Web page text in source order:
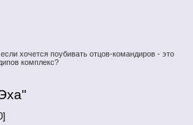
хочется поубивать отцов-командиров - это
комплекс?